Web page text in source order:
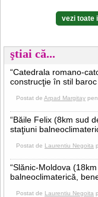
vezi toate
ştiai că...
“Catedrala romano-
construcţie în stil baroc
Postat de Arpad Margitay
“Băile Felix (8km sud
staţiuni
Postat de Laurentiu Negoita
“Slănic-Moldova
balneoclimaterică,
Postat de Laurentiu Negoita